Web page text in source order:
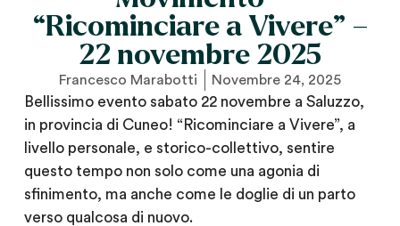
“Ricominciare a Vivere” –
22 novembre 2025
Francesco Marabotti Novembre 24, 2025
Bellissimo evento sabato 22 novembre a Saluzzo,
in provincia di Cuneo! “Ricominciare a Vivere”, a
livello personale, e storico-collettivo, sentire
questo tempo non solo come una agonia di
sfinimento, ma anche come le doglie di un parto
verso qualcosa di nuovo.